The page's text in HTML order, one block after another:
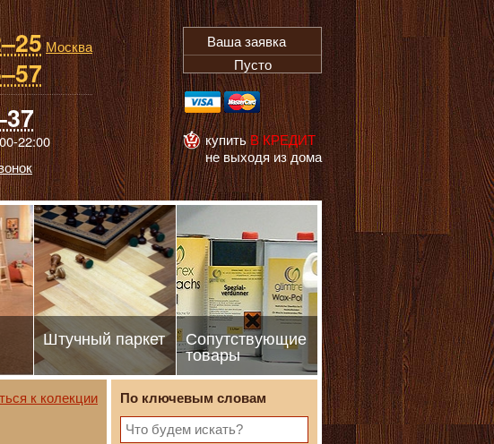
Москва
22:00
Ваша заявка
Пусто
купитьВ КРЕДИТ
не выходя из дома
Штучный паркет Сопутствующие
товары
к колекции По ключевым словам